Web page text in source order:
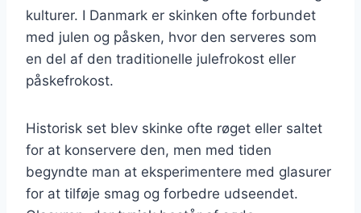
kulturer. I Danmark er skinken ofte forbundet
med julen og påsken, hvor den serveres som
en del af den traditionelle julefrokost eller
påskefrokost.
Historisk set blev skinke ofte røget eller saltet
for at konservere den, men med tiden
begyndte man at eksperimentere med glasurer
for at tilføje smag og forbedre udseendet.